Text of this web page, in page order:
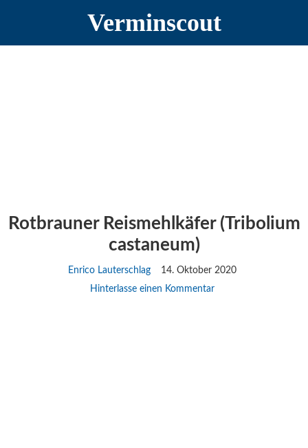
springen
springen
springen
Verminscout
Rotbrauner Reismehlkäfer (Tribolium
castaneum)
Enrico Lauterschlag
14. Oktober 2020
Hinterlasse einen Kommentar